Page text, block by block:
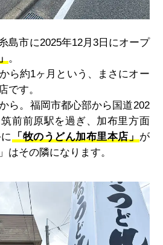
島市に2025年12月3日にオープ
。
ら約1ヶ月という、まさにオー
です。
ら。福岡市都心部から国道202
前前原駅を過ぎ、加布里方面
「牧のうどん加布里本店」が
はその隣になります。